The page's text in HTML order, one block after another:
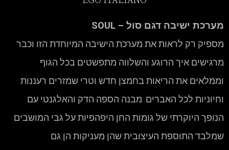
מערכת ישיבה דגם סול – SOUL
מספיק רק לראות את מערכת הישיבה המיוחדת הזו וכבר
מרגישים איך הרוגע והשלווה מתפשטים בכל הגוף
וממלאים את הריאות בחמצן חדש וטרי שמזרים רעננות
וחיוניות לכל האברים. מבנה הספה הדק והאלגנטי עם
הנופך היוקרתי של גומות החן היפהפיות על גבי המושבים
שמלבד התוספת העיצובית שהן מעניקות הן גם